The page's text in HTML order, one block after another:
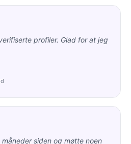
profiler. Glad for at jeg
siden og møtte noen